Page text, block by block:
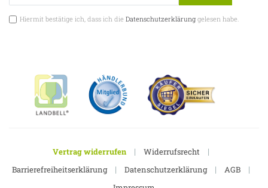
Hiermit bestätige ich, dass ich die Datenschutzerklärunggelesen habe.
Vertrag widerrufen | Widerrufsrecht |
Barrierefreiheitserklärung | Datenschutzerklärung | AGB |